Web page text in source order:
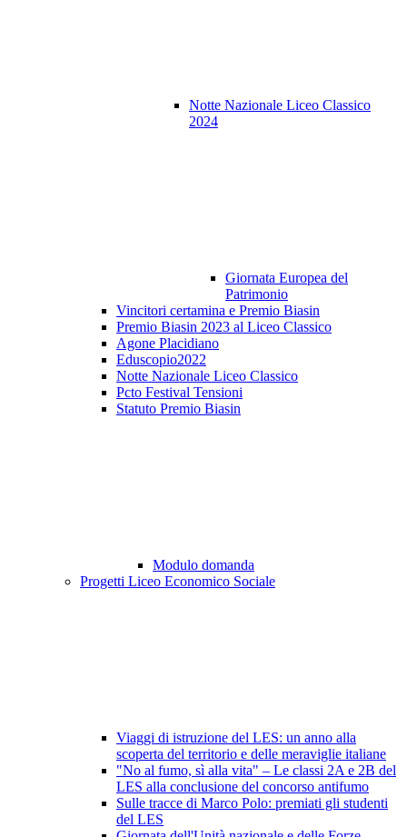
Notte Nazionale Liceo Classico
2024
Giornata Europea del
Patrimonio
Vincitori certamina e Premio Biasin
Premio Biasin 2023 al Liceo Classico
Agone Placidiano
Eduscopio2022
Notte Nazionale Liceo Classico
Pcto Festival Tensioni
Statuto Premio Biasin
Modulo domanda
Progetti Liceo Economico Sociale
Viaggi di istruzione del LES: un anno alla
scoperta del territorio e delle meraviglie italiane
"No al fumo, sì alla vita" – Le classi 2A e 2B del
LES alla conclusione del concorso antifumo
Sulle tracce di Marco Polo: premiati gli studenti
del LES